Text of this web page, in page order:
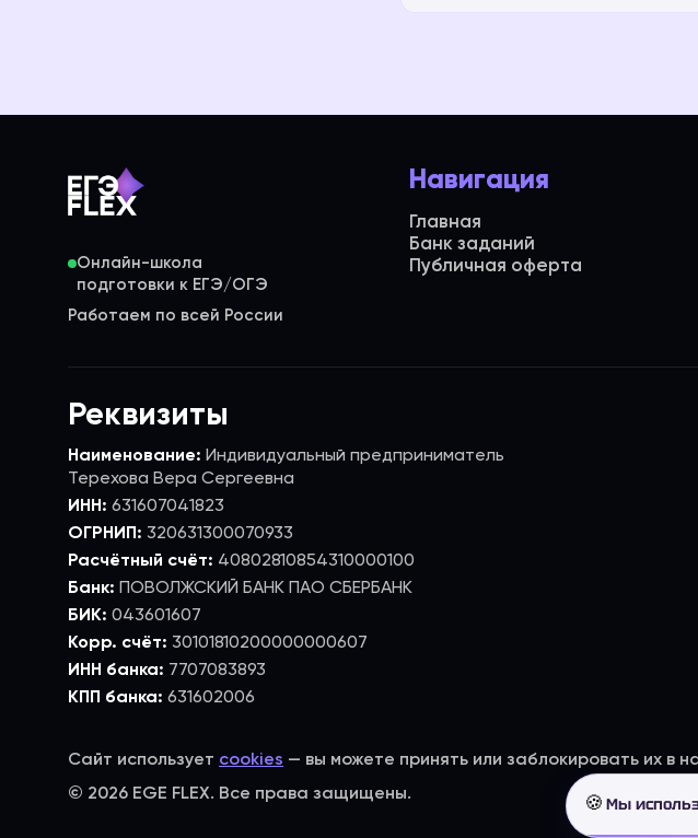
Онлайн-школа
Работаем по всей России
Навигация
Главная
Банк заданий
Публичная оферта
Реквизиты
Наименование: Индивидуальный предприниматель
Терехова Вера Сергеевна
ИНН: 631607041823
ОГРНИП: 320631300070933
Расчётный счёт: 40802810854310000100
Банк: ПОВОЛЖСКИЙ БАНК ПАО СБЕРБАНК
БИК: 043601607
Корр. счёт: 30101810200000000607
ИНН банка: 7707083893
КПП банка: 631602006
Сайт использует cookies — вы можете принять или заблокировать их в
© 2026 EGE FLEX. Все права защищены.
🍪 Мы